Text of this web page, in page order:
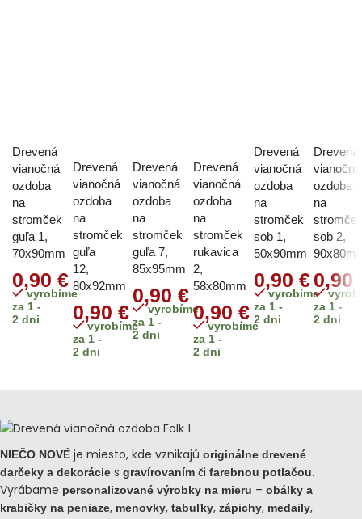
Drevená
vianočná
ozdoba
na
stromček
guľa 1,
70x90mm
0,90 €
vyrobíme
za 1 -
2 dni
Drevená
vianočná
ozdoba
na
stromček
guľa
12,
80x92mm
0,90 €
vyrobíme
za 1 -
2 dni
Drevená
vianočná
ozdoba
na
stromček
guľa 7,
85x95mm
0,90€
vyrobíme
za 1 -
2 dni
Drevená
vianočná
ozdoba
na
stromček
rukavica
2,
58x80mm
0,90 €
vyrobíme
za 1 -
2 dni
Drevená
vianočná
ozdoba
na
stromček
sob 1,
50x90mm
0,90 €
vyrobíme
za 1 -
2 dni
Drevená
vianočná
ozdoba
na
sob 2,
0,90
za 1 -
2 dni
NIEČO NOVÉ je miesto, kde vznikajú originálne drevené
darčeky a dekorácie s gravírovaním či farebnou potlačou.
Vyrábame personalizované výrobky na mieru – obálky a
krabičky na peniaze, menovky, tabuľky, zápichy, medaily,